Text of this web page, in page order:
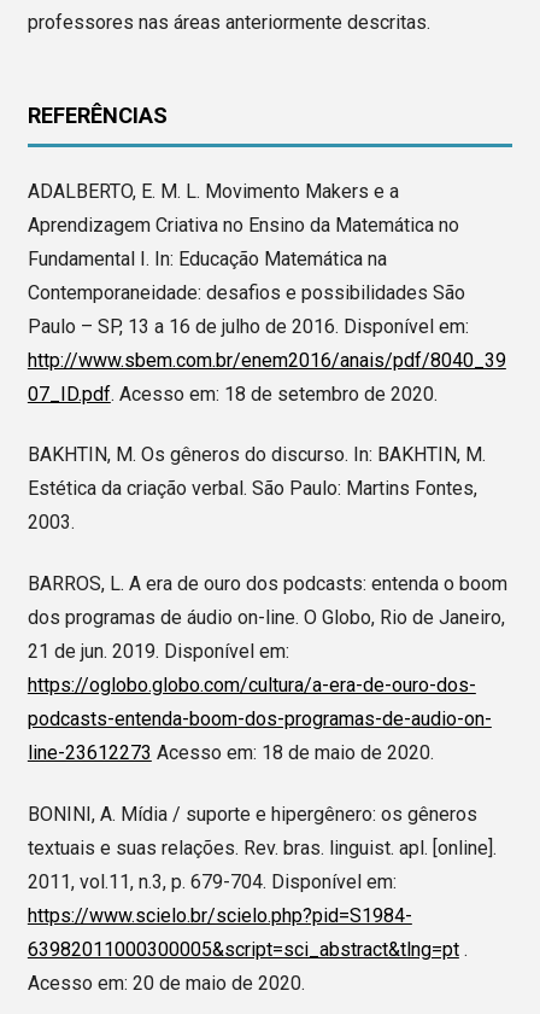
professores nas áreas anteriormente descritas.
REFERÊNCIAS
ADALBERTO, E. M. L. Movimento Makers e a
Aprendizagem Criativa no Ensino da Matemática no
Fundamental I. In: Educação Matemática na
Contemporaneidade: desafios e possibilidades São
Paulo – SP, 13 a 16 de julho de 2016. Disponível em:
http://www.sbem.com.br/enem2016/anais/pdf/8040_39
07_ID.pdf. Acesso em: 18 de setembro de 2020.
BAKHTIN, M. Os gêneros do discurso. In: BAKHTIN, M.
Estética da criação verbal. São Paulo: Martins Fontes,
2003.
BARROS, L. A era de ouro dos podcasts: entenda o boom
dos programas de áudio on-line. O Globo, Rio de Janeiro,
21 de jun. 2019. Disponível em:
https://oglobo.globo.com/cultura/a-era-de-ouro-dos-
podcasts-entenda-boom-dos-programas-de-audio-on-
line-23612273 Acesso em: 18 de maio de 2020.
BONINI, A. Mídia / suporte e hipergênero: os gêneros
textuais e suas relações. Rev. bras. linguist. apl. [online].
2011, vol.11, n.3, p. 679-704. Disponível em:
https://www.scielo.br/scielo.php?pid=S1984-
63982011000300005&script=sci_abstract&tlng=pt.
Acesso em: 20 de maio de 2020.